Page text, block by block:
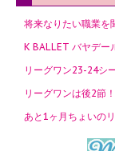
将来なりたい職業を
K BALLET バヤデー
リーグワン23-24シ
リーグワンは後2節
あと1ヶ月ちょいの